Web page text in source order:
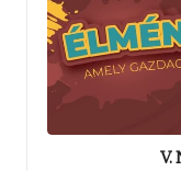
V.